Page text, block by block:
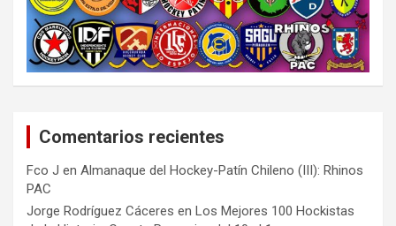
Comentarios recientes
Fco J en Almanaque del Hockey-Patín Chileno (III): Rhinos
PAC
Jorge Rodríguez Cáceres en Los Mejores 100 Hockistas